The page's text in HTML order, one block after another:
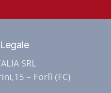
SRL
– Forlì (FC)